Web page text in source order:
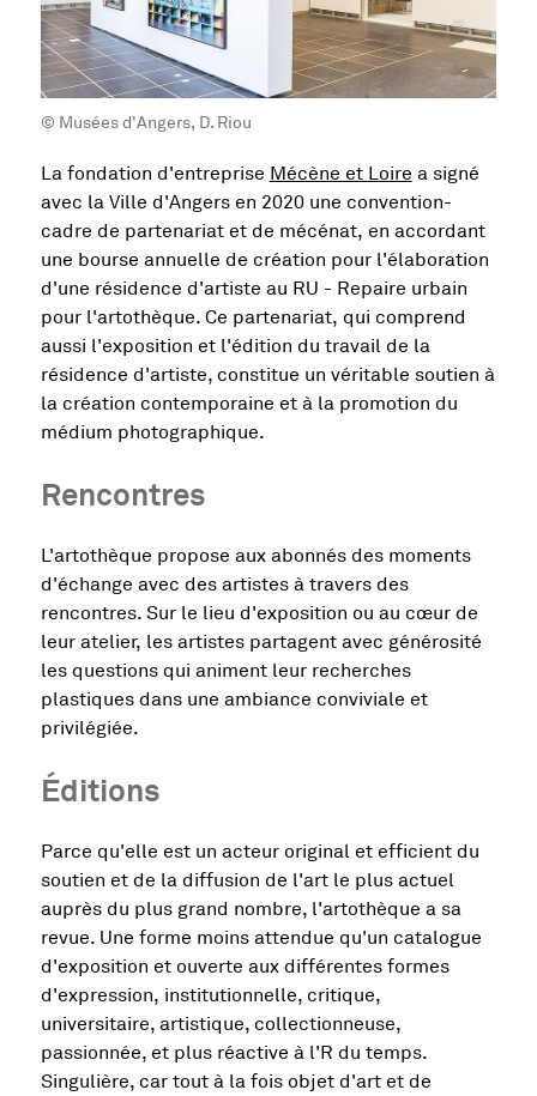
© Musées d'Angers, D. Riou
La fondation d'entreprise Mécène et Loire, Ouvre une
a signé
avec la Ville d'Angers en 2020 une convention-
cadre de partenariat et de mécénat, en accordant
une bourse annuelle de création pour l'élaboration
d'une résidence d'artiste au RU - Repaire urbain
pour l'artothèque. Ce partenariat, qui comprend
aussi l'exposition et l'édition du travail de la
résidence d'artiste, constitue un véritable soutien à
la création contemporaine et à la promotion du
médium photographique.
Rencontres
L'artothèque propose aux abonnés des moments
d'échange avec des artistes à travers des
rencontres. Sur le lieu d'exposition ou au cœur de
leur atelier, les artistes partagent avec générosité
les questions qui animent leur recherches
plastiques dans une ambiance conviviale et
privilégiée.
Éditions
Parce qu'elle est un acteur original et efficient du
soutien et de la diffusion de l'art le plus actuel
auprès du plus grand nombre, l'artothèque a sa
revue. Une forme moins attendue qu'un catalogue
d'exposition et ouverte aux différentes formes
d'expression, institutionnelle, critique,
universitaire, artistique, collectionneuse,
passionnée, et plus réactive à l'R du temps.
Singulière, car tout à la fois objet d'art et de